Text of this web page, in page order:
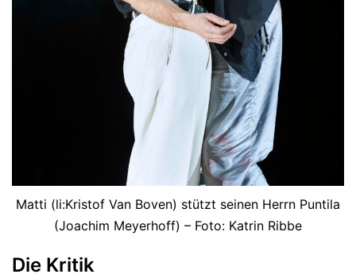
Matti (li:Kristof Van Boven) stützt seinen Herrn Puntila
(Joachim Meyerhoff) – Foto: Katrin Ribbe
Die Kritik